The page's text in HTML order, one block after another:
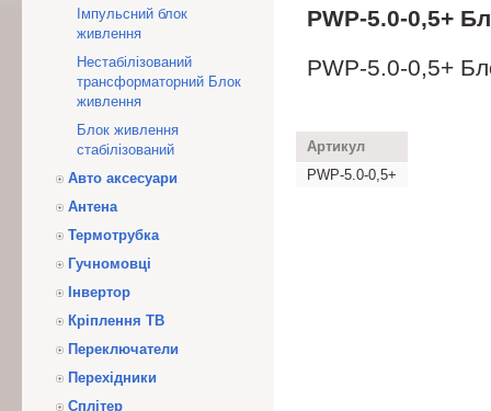
Імпульсний блок
живлення
Нестабілізований
трансформаторний Блок
живлення
Блок живлення
стабілізований
Авто аксесуари
Антена
Термотрубка
Гучномовці
Інвертор
Кріплення ТВ
Переключатели
Перехідники
Сплітер
PWP-5.0-0,5+
PWP-5.0-0,5+
Артикул
PWP-5.0-0,5+